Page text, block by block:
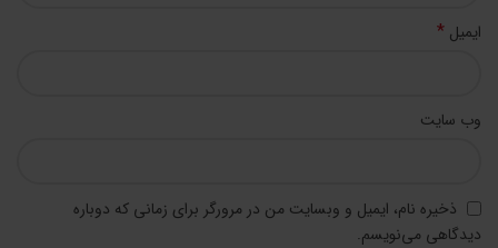
ایمیل *
وب‌ سایت
ذخیره نام، ایمیل و وبسایت من در مرورگر برای زمانی که دوباره
دیدگاهی می‌نویسم.